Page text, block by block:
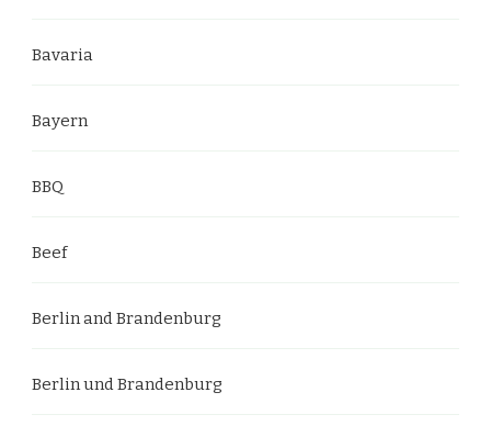
Bavaria
Bayern
BBQ
Beef
Berlin and Brandenburg
Berlin und Brandenburg